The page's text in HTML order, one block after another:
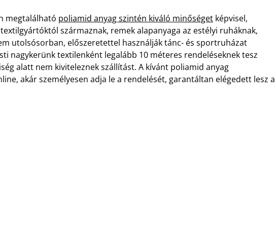
megtalálható poliamid anyag szintén kiváló minőséget képvisel,
származnak, remek alapanyaga az estélyi ruháknak,
utolsósorban, előszeretettel használják tánc- és sportruházat
nagykerünk textilenként legalább 10 méteres rendeléseknek tesz
alatt nem kiviteleznek szállítást. A kívánt poliamid anyag
akár személyesen adja le a rendelését, garantáltan elégedett lesz a